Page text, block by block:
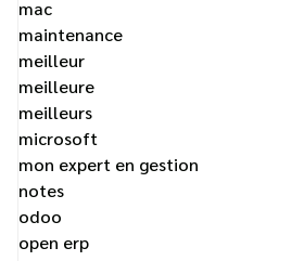
mac
maintenance
meilleur
meilleure
meilleurs
microsoft
mon expert en gestion
notes
odoo
open erp